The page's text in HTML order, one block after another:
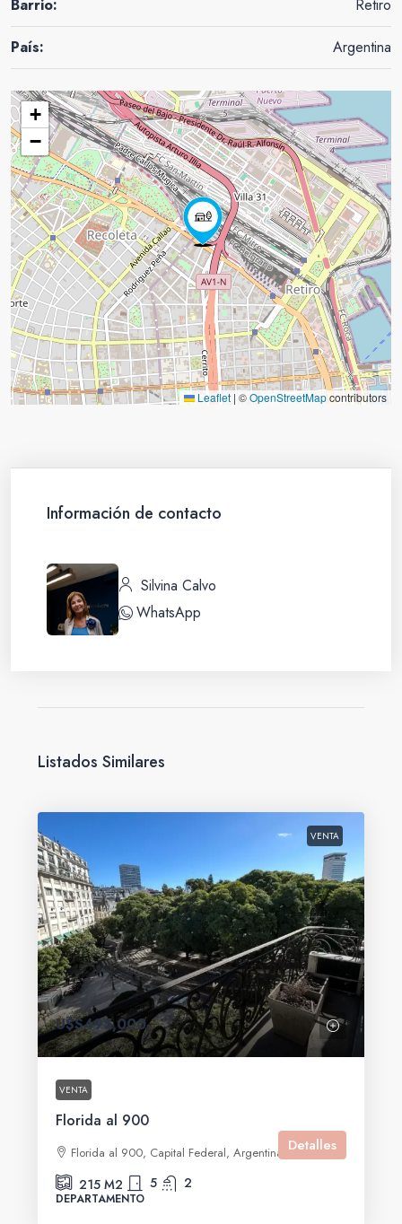
Barrio: Retiro
País: Argentina
+
−
Leaflet | ©OpenStreetMapcontributors
Información de contacto
Silvina Calvo
WhatsApp
Listados Similares
VENTA
U$S495,000
VENTA
Florida al 900
Florida al 900, Capital Federal, Argentina
215 M2 5 2
DEPARTAMENTO
Detalles